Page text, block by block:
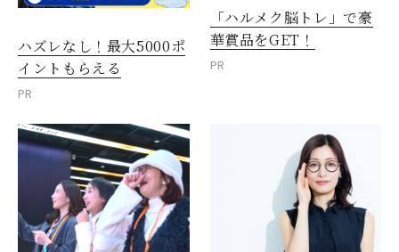
ハズレなし！最大5000ポ
イントもらえる
PR
「ハルメク脳トレ」で豪
華賞品をGET！
PR